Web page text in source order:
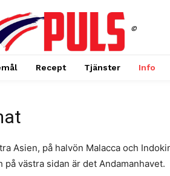
©
Recept Tjänster Info
Asien, på halvön Malacca och
på västra sidan är det Andamanhavet.